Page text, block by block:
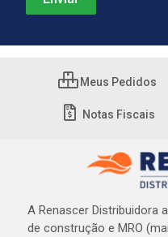
Meus Pedidos
Notas Fiscais
A Renascer Distribuidora
de construção e MRO